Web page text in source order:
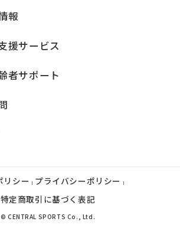
、手数料が必要
1日から
報
援サービス
者サポート
リシー | プライバシーポリシー |
特定商取引に基づく表記
© CENTRAL SPORTS Co., Ltd.